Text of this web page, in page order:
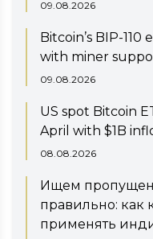
09.08.2026
Bitcoin’s BIP-
with miner
09.08.2026
US spot Bitcoin
April with $1B
08.08.2026
Ищем
правильно: как
применять